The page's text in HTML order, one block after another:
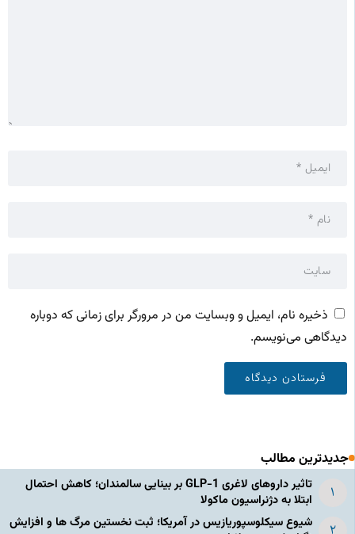
ذخیره نام، ایمیل و وبسایت من در مرورگر برای زمانی که دوباره
دیدگاهی می‌نویسم.
جدیدترین مطالب
تاثیر داروهای لاغری GLP-1 بر بینایی سالمندان؛ کاهش احتمال
ابتلا به دژنراسیون ماکولا
شیوع سیکلوسپوریازیس در آمریکا؛ ثبت نخستین مرگ ها و افزایش